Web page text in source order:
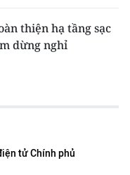
thiện hạ tầng sạc
dừng nghỉ
tử Chính phủ